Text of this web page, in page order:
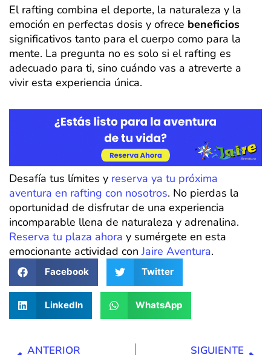
El rafting combina el deporte, la naturaleza y la
emoción en perfectas dosis y ofrece beneficios
significativos tanto para el cuerpo como para la
mente. La pregunta no es solo si el rafting es
adecuado para ti, sino cuándo vas a atreverte a
vivir esta experiencia única.
Desafía tus límites y reserva ya tu próxima
aventura en rafting con nosotros. No pierdas la
oportunidad de disfrutar de una experiencia
incomparable llena de naturaleza y adrenalina.
Reserva tu plaza ahora y sumérgete en esta
emocionante actividad conJaire Aventura.
Facebook Twitter
LinkedIn WhatsApp
AntANTERIOR SIGUIENTE